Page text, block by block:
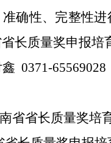
确性、完整性
长质量奖申报培
0371-65569028
省省长质量奖培